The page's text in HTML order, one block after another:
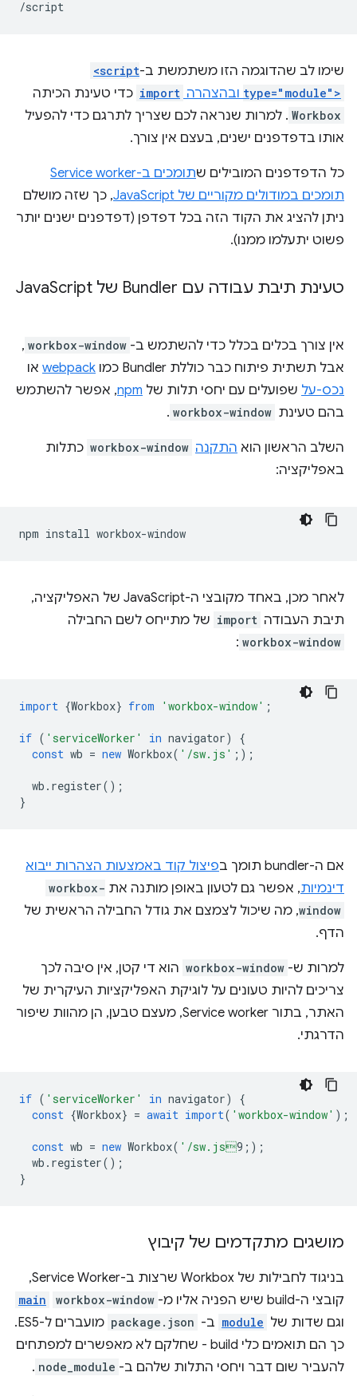
שימו לב שהדוגמה הזו משתמשת ב-<script
type="module"> ובהצהרה import כדי טעינת הכיתה
Workbox . למרות שנראה לכם שצריך לתרגם כדי להפעיל
אותו בדפדפנים ישנים, בעצם אין צורך.
כל הדפדפנים המובילים שתומכים ב-Service worker
תומכים במודולים מקוריים של JavaScript
, כך שזה מושלם
ניתן להציג את הקוד הזה בכל דפדפן (דפדפנים ישנים יותר
פשוט יתעלמו ממנו).
טעינת תיבת עבודה עם Bundler של Java Script
אין צורך בכלים בכלל כדי להשתמש ב- workbox-window
,
אבל תשתית פיתוח כבר כוללת Bundler כמו
webpack או
נכס-על שפועלים עם יחסי תלות של npm, אפשר להשתמש
בהם טעינת workbox-window
.
השלב הראשון הוא התקנה workbox-window כתלות
באפליקציה:
npm install
לאחר מכן, באחד מקובצי ה-JavaScript של האפליקציה,
תיבת העבודה import של מתייחס לשם החבילה
workbox-window
:
import {Workbox} from 'workbox-window' ;
if ( 'serviceWorker' in navigator)
{
const wb = new Workbox( '/sw.js' ; );
wb . register();
}
אם ה-bundler תומך ב
פיצול קוד באמצעות הצהרות ייבוא
דינמיות, אפשר גם לטעון באופן מותנה את workbox-
window, מה שיכול לצמצם את גודל החבילה הראשית של
הדף.
למרות ש- workbox-window הוא די קטן, אין סיבה לכך
צריכים להיות טעונים על לוגיקת האפליקציות העיקרית של
האתר, בתור Service worker, מעצם טבען, הן מהוות שיפור
הדרגתי.
if ( 'serviceWorker' in navigator)
{
const {Workbox} = await import( 'workbox-window' );
const wb = new Workbox( '/sw.js9; );
wb . register();
}
מושגים מתקדמים של קיבוץ
בניגוד לחבילות של Workbox שרצות ב-Service Worker,
קובצי ה-build שיש הפניה אליו מ-
workbox-window
main
וגם שדות של module ב- package.json
מועברים ל-ES5.
כך הם תואמים כלי build - שחלקם לא מאפשרים למפתחים
להעביר שום דבר ויחסי התלות שלהם ב- node_module
.